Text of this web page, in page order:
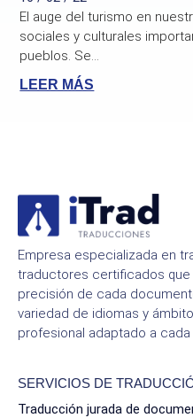
El auge del turismo en
sociales y culturales
pueblos. Se...
LEER MÁS
Empresa especializada en
traductores certificados que
precisión de cada
variedad de idiomas y
profesional adaptado a
SERVICIOS DE
Traducción jurada de